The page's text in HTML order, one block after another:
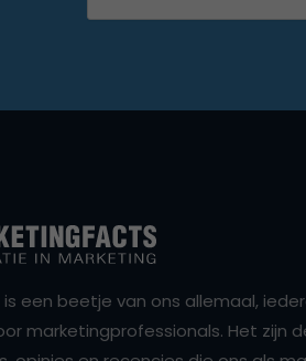
een beetje van ons allemaal,
marketingprofessionals. Het zijn